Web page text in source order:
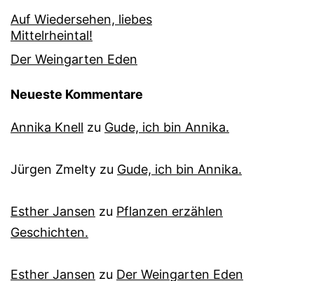
Auf Wiedersehen, liebes
Mittelrheintal!
Der Weingarten Eden
Neueste Kommentare
Annika Knell zu Gude, ich bin Annika.
Jürgen Zmelty zu Gude, ich bin Annika.
Esther Jansen zu Pflanzen erzählen
Geschichten.
Esther Jansen zu Der Weingarten Eden